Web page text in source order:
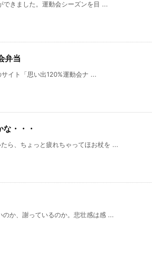
きました。運動会シーズンを目 ...
弁当
イト「思い出120%運動会ナ ...
・・・
ら、ちょっと疲れちゃってほお杖を ...
か、謝っているのか。悲壮感は感 ...